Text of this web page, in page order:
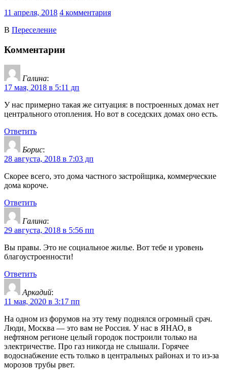
11 апреля, 2018 4 комментария
В Переселение
Комментарии
Галина:
17 мая, 2018 в 5:11 дп
У нас примерно такая же ситуация: в построенных домах нет
центрального отопления. Но вот в соседских домах оно есть.
Ответить
Борис:
28 августа, 2018 в 7:03 дп
Скорее всего, это дома частного застройщика, коммерческие
дома короче.
Ответить
Галина:
29 августа, 2018 в 5:56 пп
Вы правы. Это не социальное жилье. Вот тебе и уровень
благоустроенности!
Ответить
Аркадий:
11 мая, 2020 в 3:17 пп
На одном из форумов на эту тему поднялся огромный срач.
Люди, Москва — это вам не Россия. У нас в ЯНАО, в
нефтяном регионе целый городок построили только на
электричестве. Про газ никогда не слышали. Горячее
водоснабжение есть только в центральных районах и то из-за
морозов трубы рвет.